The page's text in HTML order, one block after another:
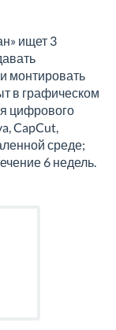
ищет 3
монтировать
в графическом
цифрового
CapCut,
среде;
6 недель.